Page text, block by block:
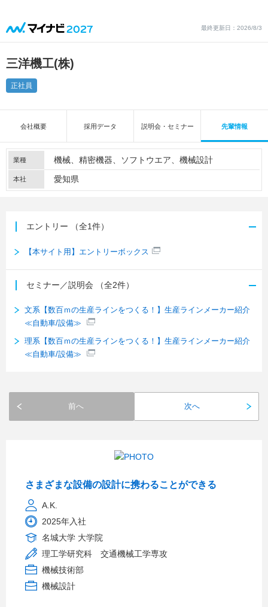
最終更新日：2026/8/3
三洋機工(株)
正社員
会社概要 採用データ 説明会・セミナー 先輩情報
業種 機械 精密機器 ソフトウエア 機械設計
本社 愛知県
エントリー （全1件）
【本サイト用】エントリーボックス
セミナー／説明会 （全2件）
文系【数百ｍの生産ラインをつくる！】生産ラインメーカー紹介
≪自動車/設備≫
理系【数百ｍの生産ラインをつくる！】生産ラインメーカー紹介
≪自動車/設備≫
前へ 次へ
さまざまな設備の設計に携わることができる
A.K.
2025年入社
名城大学 大学院
理工学研究科 交通機械工学専攻
機械技術部
機械設計